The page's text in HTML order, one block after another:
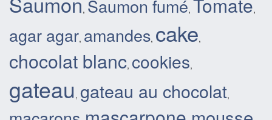
, Saumon fumé, Tomate,
agar agar, amandes, cake,
chocolat blanc, cookies,
gateau , gateau au chocolat,